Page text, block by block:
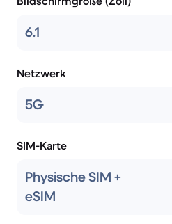
6.1
Netzwerk
5G
SIM-Karte
Physische SIM +
eSIM